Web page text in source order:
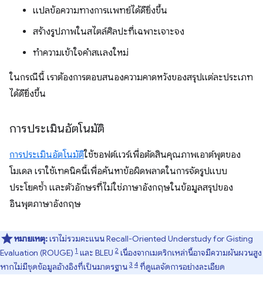
แปลข้อความทางการแพทย์ได้ดียิ่งขึ้น
สร้างรูปภาพในสไตล์ศิลปะที่เฉพาะเจาะจง
ทำความเข้าใจคำสแลงใหม่
ในกรณีนี้ เราต้องการตอบสนองความคาดหวังของสรุปแต่ละประเภท
ได้ดียิ่งขึ้น
การประเมินอัตโนมัติ
การประเมินอัตโนมัติใช้ซอฟต์แวร์เพื่อตัดสินคุณภาพเอาต์พุตของ
โมเดล เราใช้เทคนิคนี้เพื่อค้นหาข้อผิดพลาดในการจัดรูปแบบ
ประโยคซ้ำ และตัวอักษรที่ไม่ใช่ภาษาอังกฤษในข้อมูลสรุปของ
อินพุตภาษาอังกฤษ
หมายเหตุ:เราไม่รวมคะแนน Recall-Oriented Understudy for Gisting
Evaluation (ROUGE) 1 และ BLEU 2 เนื่องจากเมตริกเหล่านี้อาจมีความผันผวนสูง
หากไม่มีชุดข้อมูลอ้างอิงที่เป็นมาตรฐาน 3 4 ที่ดูแลจัดการอย่างละเอียด